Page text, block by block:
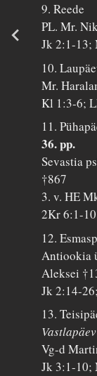
9. Reede
PL. Mr.
Jk 2:1-13;
10.
Mr.
Kl 1:3-6;
11.
36. pp.
Sevastia
†867
3. v. HE
2Kr 6:1-
12.
Antiookia
Aleksei
Jk 2:14-
13.
Vastlapäev
Vg-d
Jk 3:1-10;